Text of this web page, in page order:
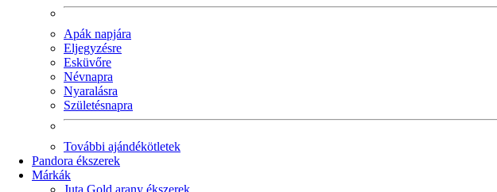
Apák napjára
Eljegyzésre
Esküvőre
Névnapra
Nyaralásra
Születésnapra
További ajándékötletek
Pandora ékszerek
Márkák
Juta Gold arany ékszerek